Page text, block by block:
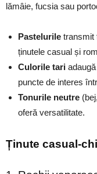
lămâie, fucsia sau
Pastelurile transmit
ținutele casual și
Culorile tari
puncte de interes
Tonurile neutre
oferă versatilitate.
Ținute casual-